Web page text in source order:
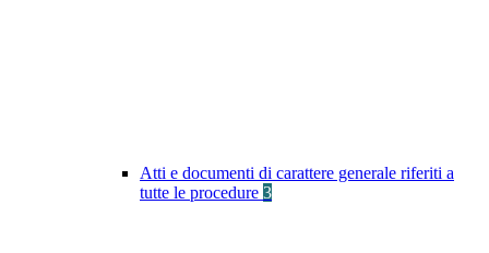
Atti e documenti di carattere generale riferiti a
tutte le procedure 3